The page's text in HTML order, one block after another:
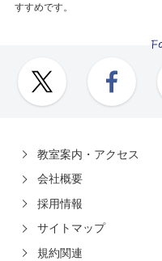
すすめです。
教室案内・アクセス
会社概要
採用情報
サイトマップ
規約関連